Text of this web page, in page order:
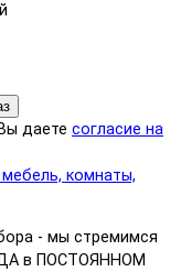
даете согласие на
- мы стремимся
в ПОСТОЯННОМ